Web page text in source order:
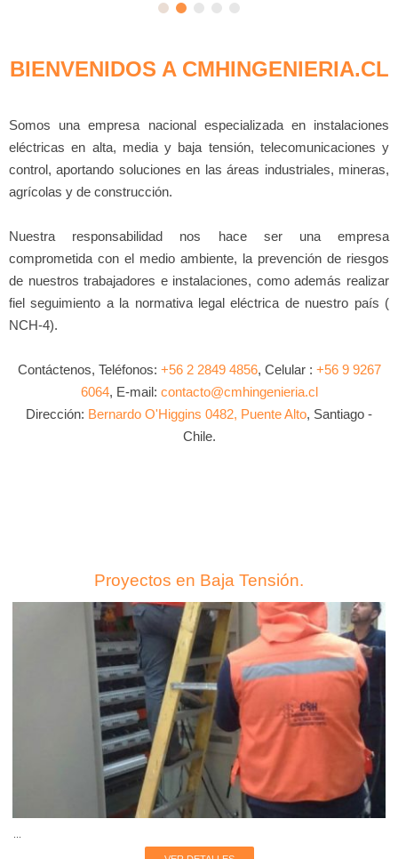
BIENVENIDOS A CMHINGENIERIA.CL
Somos una empresa nacional especializada en instalaciones
eléctricas en alta, media y baja tensión, telecomunicaciones y
control, aportando soluciones en las áreas industriales, mineras,
agrícolas y de construcción.
Nuestra responsabilidad nos hace ser una empresa
comprometida con el medio ambiente, la prevención de riesgos
de nuestros trabajadores e instalaciones, como además realizar
fiel seguimiento a la normativa legal eléctrica de nuestro país (
NCH-4).
Contáctenos, Teléfonos: +56 2 2849 4856, Celular : +56 9 9267
6064, E-mail: contacto@cmhingenieria.cl
Dirección: Bernardo O'Higgins 0482, Puente Alto, Santiago -
Chile.
Proyectos en Baja Tensión.